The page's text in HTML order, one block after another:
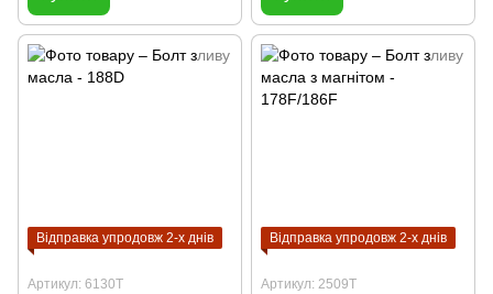
Відправка упродовж 2-х днів
Артикул: 6130T
Відправка упродовж 2-х днів
Артикул: 2509T